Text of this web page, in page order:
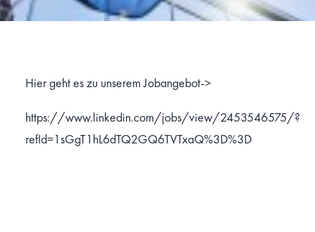
Hier geht es zu unserem Jobangebot->
https://www.linkedin.com/jobs/view/2453546575/?
refId=1sGgT1hL6dTQ2GQ6TVTxaQ%3D%3D